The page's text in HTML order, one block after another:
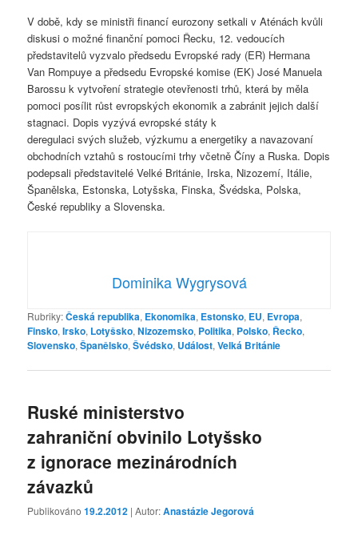
V době, kdy se ministři financí eurozony setkali v Aténách kvůli
diskusi o možné finanční pomoci Řecku, 12. vedoucích
představitelů vyzvalo předsedu Evropské rady (ER) Hermana
Van Rompuye a předsedu Evropské komise (EK) José Manuela
Barossu k vytvoření strategie otevřenosti trhů, která by měla
pomoci posílit růst evropských ekonomik a zabránit jejich další
stagnaci. Dopis vyzývá evropské státy k
deregulaci svých služeb, výzkumu a energetiky a navazovaní
obchodních vztahů s rostoucími trhy včetně Číny a Ruska. Dopis
podepsali představitelé Velké Británie, Irska, Nizozemí, Itálie,
Španělska, Estonska, Lotyšska, Finska, Švédska, Polska,
České republiky a Slovenska.
Dominika Wygrysová
Rubriky:Česká republika, Ekonomika, Estonsko, EU, Evropa,
Finsko,Irsko, Lotyšsko,Nizozemsko, Politika, Polsko, Řecko,
Slovensko,Španělsko,Švédsko, Událost,Velká Británie
Ruské ministerstvo
zahraniční obvinilo Lotyšsko
z ignorace mezinárodních
závazků
Publikováno19.2.2012 | Autor:Anastázie Jegorová